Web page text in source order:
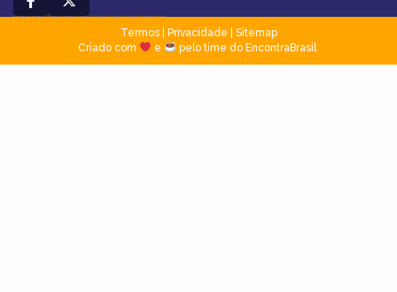
Termos| Privacidade
Sitemap
Criado com
e pelo time do EncontraBrasil